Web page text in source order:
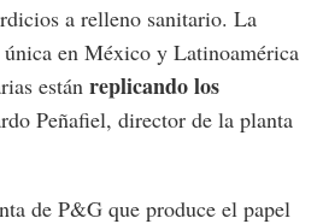
a relleno sanitario. La
en México y Latinoamérica
están replicando los
Peñafiel, director de la planta
de P&G que produce el papel